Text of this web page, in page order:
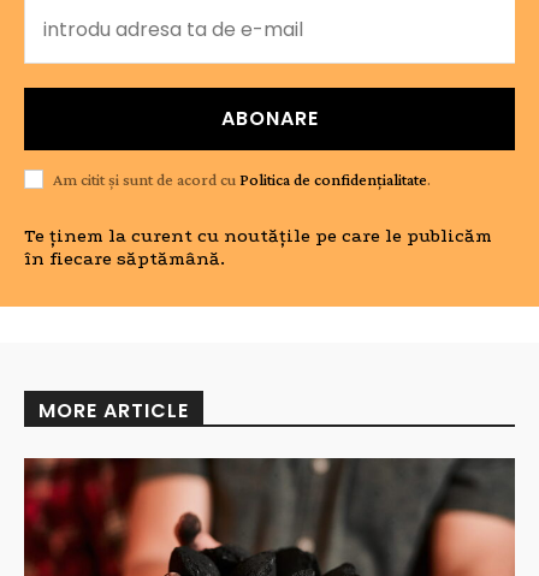
ABONARE
Am citit și sunt de acord cu Politica de confidențialitate.
Te ținem la curent cu noutățile pe care le publicăm
în fiecare săptămână.
MORE ARTICLE